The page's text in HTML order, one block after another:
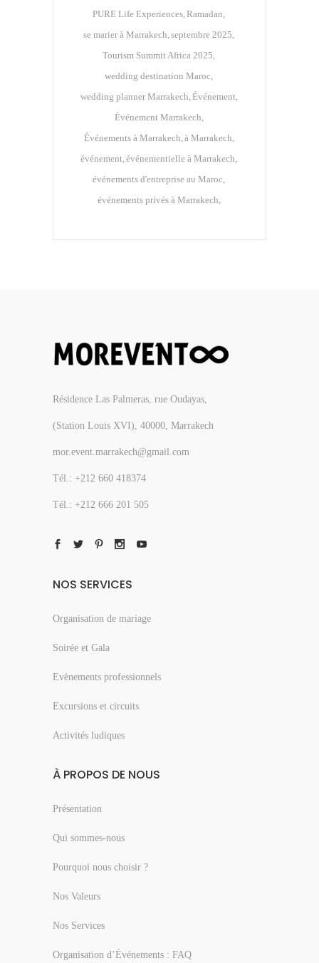
PURE Life Experiences Ramadan
se marier à Marrakech septembre 2025
Tourism Summit Africa 2025
wedding destination Maroc
wedding planner Marrakech Événement
Événement Marrakech
Événements à Marrakech à Marrakech
événement événementielle à Marrakech
événements d'entreprise au Maroc
événements privés à Marrakech
Résidence Las Palmeras, rue Oudayas,
(Station Louis XVI), 40000, Marrakech
mor.event.marrakech@gmail.com
Tél.: +212 660 418374
Tél.: +212 666 201 505
NOS SERVICES
Organisation de mariage
Soirée et Gala
Evènements professionnels
Excursions et circuits
Activités ludiques
À PROPOS DE NOUS
Présentation
Qui sommes-nous
Pourquoi nous choisir ?
Nos Valeurs
Nos Services
Organisation d’Événements : FAQ